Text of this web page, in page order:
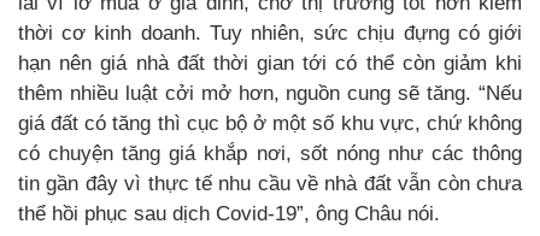
thời cơ kinh doanh. Tuy nhiên, sức chịu đựng có giới
hạn nên giá nhà đất thời gian tới có thể còn giảm khi
thêm nhiều luật cởi mở hơn, nguồn cung sẽ tăng. “Nếu
giá đất có tăng thì cục bộ ở một số khu vực, chứ không
có chuyện tăng giá khắp nơi, sốt nóng như các thông
tin gần đây vì thực tế nhu cầu về nhà đất vẫn còn chưa
thể hồi phục sau dịch Covid-19”, ông Châu nói.